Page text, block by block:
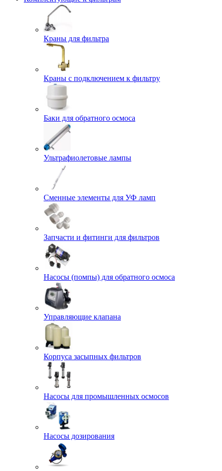
Краны для фильтра
Краны с подключением к фильтру
Баки для обратного осмоса
Ультрафиолетовые лампы
Сменные элементы для УФ ламп
Запчасти и фитинги для фильтров
Насосы (помпы) для обратного осмоса
Управляющие клапана
Корпуса засыпных фильтров
Насосы для промышленных осмосов
Насосы дозирования